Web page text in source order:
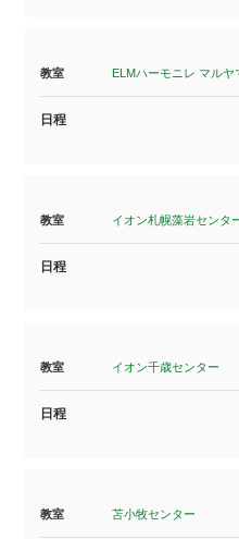
教室 ELMハーモニレ マルヤ
日程
教室 イオン札幌藻岩センタ
日程
教室 イオン千歳センター
日程
教室 苫小牧センター